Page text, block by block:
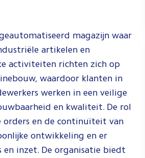
magazijn waar
artikelen en
activiteiten richten zich op
waardoor klanten in
werken in een veilige
en kwaliteit. De rol
orders en de continuïteit van
ontwikkeling en er
inzet. De organisatie biedt